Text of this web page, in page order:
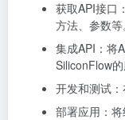
获取API接口
方法、参数等。
集成API：将
SiliconFlow的
开发和测试：
部署应用：将